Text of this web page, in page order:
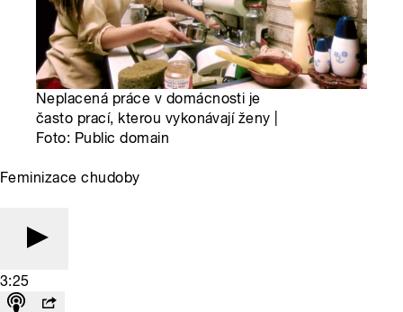
Neplacená práce v domácnosti je
často prací, kterou vykonávají ženy |
Foto: Public domain
Feminizace chudoby
3:25